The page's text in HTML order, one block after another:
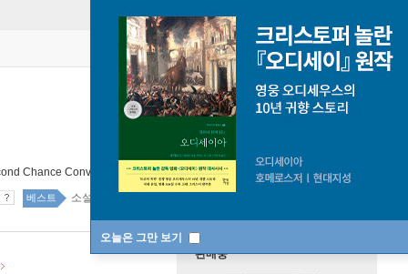
오늘은 그만 보기
Chance Convenience Store
베스트 소설/시/희곡 94위
판매중